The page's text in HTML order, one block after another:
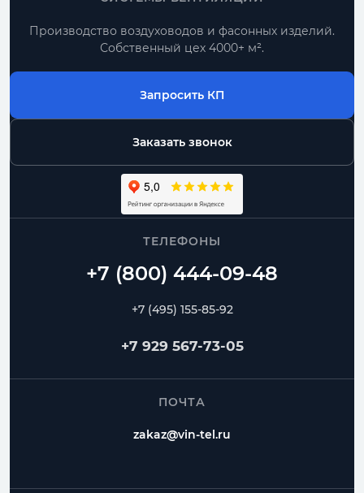
Производство воздуховодов и фасонных изделий.
Собственный цех 4000+ м².
Запросить КП
Заказать звонок
ТЕЛЕФОНЫ
+7 (495) 155-85-92
+7 929 567-73-05
ПОЧТА
zakaz@vin-tel.ru